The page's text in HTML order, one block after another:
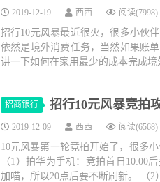
2019-12-19 西西 阅读(7998)
招行10元风暴最近很火，很多小伙
依然是境外消费任务，当然如果账
讲一下如何在家用最少的成本完成
招商银行 招行10元风暴竞拍
2019-12-09 西西 阅读(6568)
10元风暴第一轮竞拍开始了，很多
（1）拍华为手机：竞拍首日10:00
加喵，所以20点后要不断刷新。 （